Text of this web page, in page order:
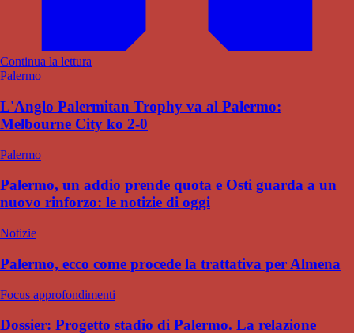
Continua la lettura
Palermo
L'Anglo Palermitan Trophy va al Palermo:
Melbourne City ko 2-0
Palermo
Palermo, un addio prende quota e Osti guarda a un
nuovo rinforzo: le notizie di oggi
Notizie
Palermo, ecco come procede la trattativa per Almena
Focus approfondimenti
Dossier: Progetto stadio di Palermo. La relazione